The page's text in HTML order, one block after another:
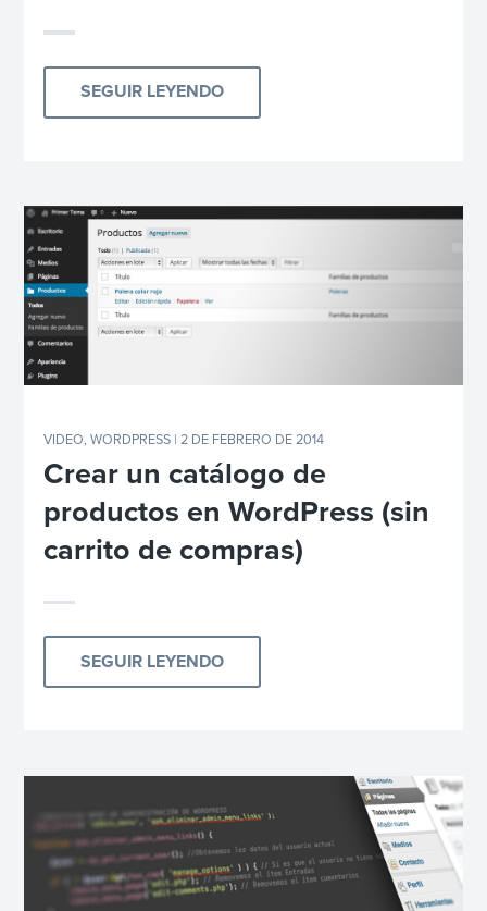
SEGUIR LEYENDO
VIDEO,WORDPRESS | 2 DE FEBRERO DE 2014
Crear un catálogo de
productos en WordPress (sin
carrito de compras)
SEGUIR LEYENDO